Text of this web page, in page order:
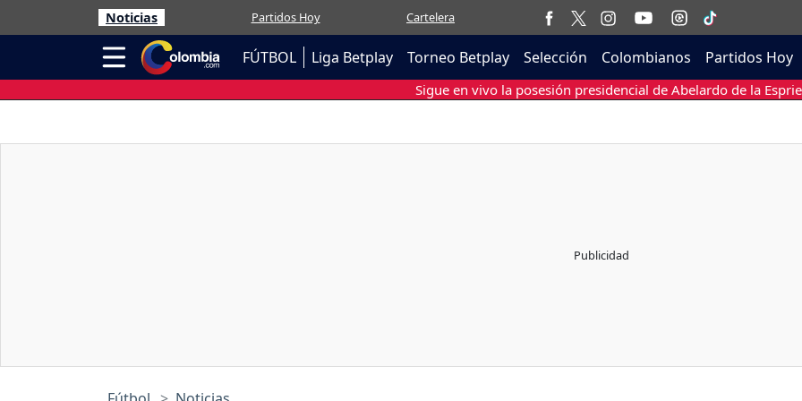
Noticias Partidos Hoy Cartelera
FÚTBOL Liga Betplay Torneo Betplay Selección Colombianos Partidos Hoy
Sigue en vivo la posesión presidencial de Abelardo de la